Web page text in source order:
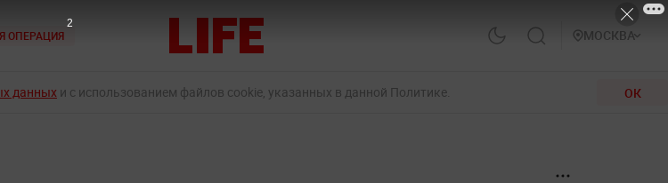
ОПЕРАЦИЯ МОСКВА
данных и с использованием файлов cookie, указанных в данной Политике. ОК
1